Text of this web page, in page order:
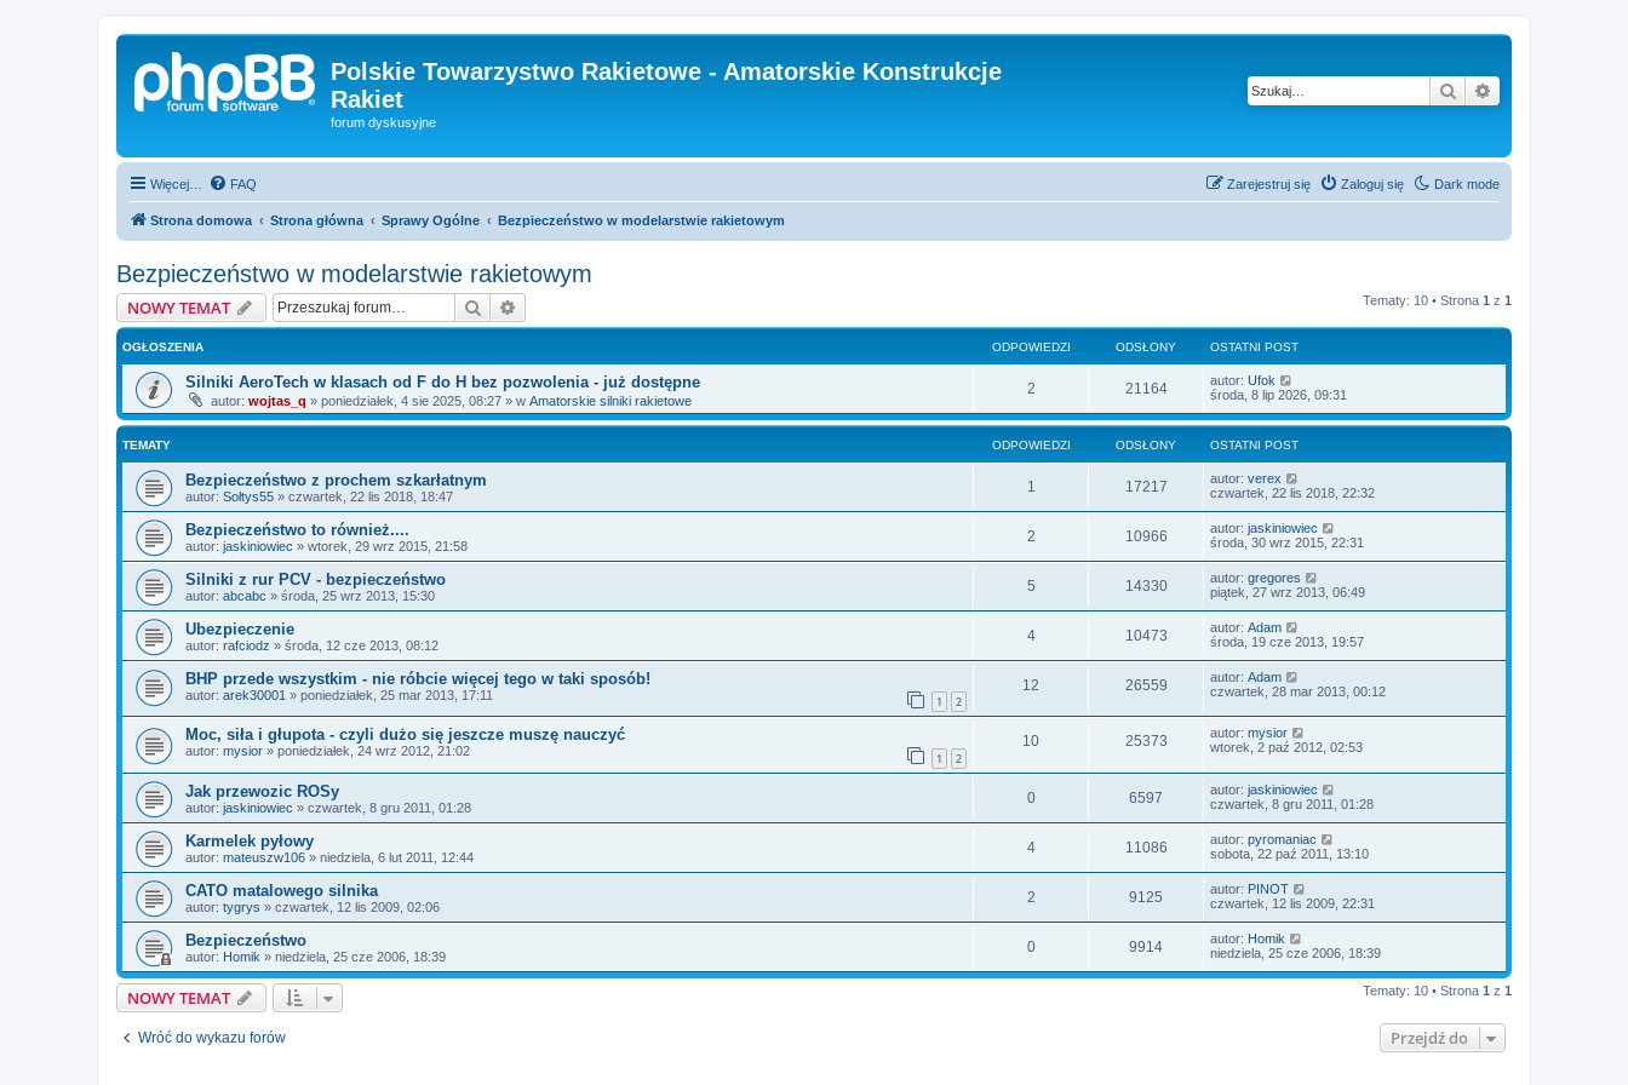
Polskie Towarzystwo Rakietowe - Amatorskie Konstrukcje
Rakiet
forum dyskusyjne
Szukaj
Więcej… Dark mode
FAQ Zaloguj się
Zarejestruj się
Strona domowa Strona główna Sprawy Ogólne Bezpieczeństwo w modelarstwie rakietowym
Bezpieczeństwo w modelarstwie rakietowym
NOWY TEMAT Szukaj Tematy: 10 • Strona 1 z 1
OGŁOSZENIA ODPOWIEDZI ODSŁONY OSTATNI POST
Silniki AeroTech w klasach od F do H bez pozwolenia - już dostępne
autor: wojtas_q » poniedziałek, 4 sie 2025, 08:27 » w Amatorskie silniki rakietowe
2 21164 autor: Ufok
środa, 8 lip 2026, 09:31
TEMATY ODPOWIEDZI ODSŁONY OSTATNI POST
Bezpieczeństwo z prochem szkarłatnym
autor: Sołtys55 » czwartek, 22 lis 2018, 18:47
1 17217 autor: verex
czwartek, 22 lis 2018, 22:32
Bezpieczeństwo to również....
autor: jaskiniowiec » wtorek, 29 wrz 2015, 21:58
2 10966 autor: jaskiniowiec
środa, 30 wrz 2015, 22:31
Silniki z rur PCV - bezpieczeństwo
autor: abcabc » środa, 25 wrz 2013, 15:30
5 14330 autor: gregores
piątek, 27 wrz 2013, 06:49
Ubezpieczenie
autor: rafciodz » środa, 12 cze 2013, 08:12
4 10473 autor: Adam
środa, 19 cze 2013, 19:57
BHP przede wszystkim - nie róbcie więcej tego w taki sposób!
autor: arek30001 » poniedziałek, 25 mar 2013, 17:11 1 2
12 26559 autor: Adam
czwartek, 28 mar 2013, 00:12
Moc, siła i głupota - czyli dużo się jeszcze muszę nauczyć
autor: mysior » poniedziałek, 24 wrz 2012, 21:02 1 2
10 25373 autor: mysior
wtorek, 2 paź 2012, 02:53
Jak przewozic ROSy
autor: jaskiniowiec » czwartek, 8 gru 2011, 01:28
0 6597 autor: jaskiniowiec
czwartek, 8 gru 2011, 01:28
Karmelek pyłowy
autor: mateuszw106 » niedziela, 6 lut 2011, 12:44
4 11086 autor: pyromaniac
sobota, 22 paź 2011, 13:10
CATO matalowego silnika
autor: tygrys » czwartek, 12 lis 2009, 02:06
2 9125 autor: PINOT
czwartek, 12 lis 2009, 22:31
Bezpieczeństwo
autor: Homik » niedziela, 25 cze 2006, 18:39
0 9914 autor: Homik
niedziela, 25 cze 2006, 18:39
NOWY TEMAT Tematy: 10 • Strona 1 z 1
Wróć do wykazu forów Przejdź do